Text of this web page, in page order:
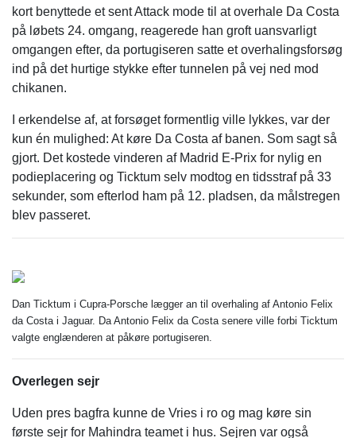
kort benyttede et sent Attack mode til at overhale Da Costa
på løbets 24. omgang, reagerede han groft uansvarligt
omgangen efter, da portugiseren satte et overhalingsforsøg
ind på det hurtige stykke efter tunnelen på vej ned mod
chikanen.
I erkendelse af, at forsøget formentlig ville lykkes, var der
kun én mulighed: At køre Da Costa af banen. Som sagt så
gjort. Det kostede vinderen af Madrid E-Prix for nylig en
podieplacering og Ticktum selv modtog en tidsstraf på 33
sekunder, som efterlod ham på 12. pladsen, da målstregen
blev passeret.
Dan Ticktum i Cupra-Porsche lægger an til overhaling af Antonio Felix
da Costa i Jaguar. Da Antonio Felix da Costa senere ville forbi Ticktum
valgte englænderen at påkøre portugiseren.
Overlegen sejr
Uden pres bagfra kunne de Vries i ro og mag køre sin
første sejr for Mahindra teamet i hus. Sejren var også